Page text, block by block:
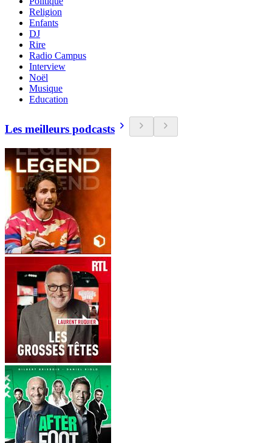
Religion
Enfants
DJ
Rire
Radio Campus
Interview
Noël
Musique
Education
Les meilleurs podcasts